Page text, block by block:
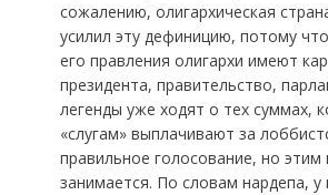
сожалению, олигархическая
усилил эту дефиницию, потому
его правления олигархи имеют
президента, правительство,
легенды уже ходят о тех суммах,
«слугам» выплачивают за
правильное голосование, но этим
занимается. По словам нардепа, у